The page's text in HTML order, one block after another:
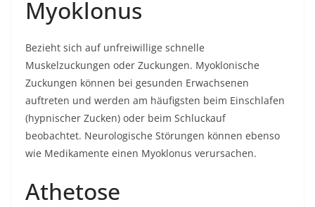
Myoklonus
Bezieht sich auf unfreiwillige schnelle
Muskelzuckungen oder Zuckungen. Myoklonische
Zuckungen können bei gesunden Erwachsenen
auftreten und werden am häufigsten beim Einschlafen
(hypnischer Zucken) oder beim Schluckauf
beobachtet. Neurologische Störungen können ebenso
wie Medikamente einen Myoklonus verursachen.
Athetose